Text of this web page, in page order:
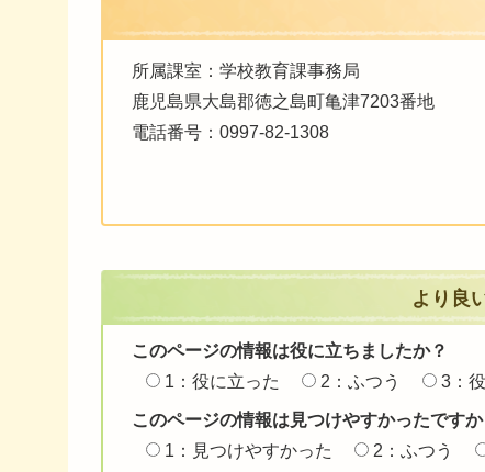
所属課室：学校教育課事務局
鹿児島県大島郡徳之島町亀津7203番地
電話番号：0997-82-1308
より良
このページの情報は役に立ちましたか？
1：役に立った
2：ふつう 3：
このページの情報は見つけやすかったですか
1：見つけやすかった
2：ふつう